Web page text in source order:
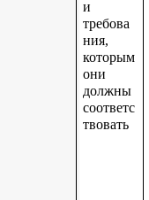
и
требова
ния,
которым
они
должны
соответс
твовать